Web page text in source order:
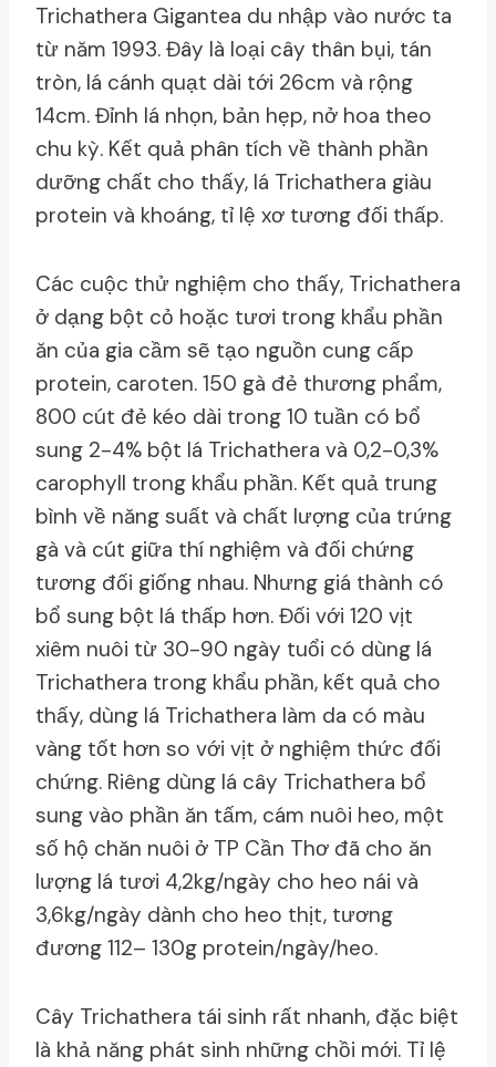
Trichathera Gigantea du nhập vào nước ta
từ năm 1993. Đây là loại cây thân bụi, tán
tròn, lá cánh quạt dài tới 26cm và rộng
14cm. Đỉnh lá nhọn, bản hẹp, nở hoa theo
chu kỳ. Kết quả phân tích về thành phần
dưỡng chất cho thấy, lá Trichathera giàu
protein và khoáng, tỉ lệ xơ tương đối thấp.
Các cuộc thử nghiệm cho thấy, Trichathera
ở dạng bột cỏ hoặc tươi trong khẩu phần
ăn của gia cầm sẽ tạo nguồn cung cấp
protein, caroten. 150 gà đẻ thương phẩm,
800 cút đẻ kéo dài trong 10 tuần có bổ
sung 2-4% bột lá Trichathera và 0,2-0,3%
carophyll trong khẩu phần. Kết quả trung
bình về năng suất và chất lượng của trứng
gà và cút giữa thí nghiệm và đối chứng
tương đối giống nhau. Nhưng giá thành có
bổ sung bột lá thấp hơn. Đối với 120 vịt
xiêm nuôi từ 30-90 ngày tuổi có dùng lá
Trichathera trong khẩu phần, kết quả cho
thấy, dùng lá Trichathera làm da có màu
vàng tốt hơn so với vịt ở nghiệm thức đối
chứng. Riêng dùng lá cây Trichathera bổ
sung vào phần ăn tấm, cám nuôi heo, một
số hộ chăn nuôi ở TP Cần Thơ đã cho ăn
lượng lá tươi 4,2kg/ngày cho heo nái và
3,6kg/ngày dành cho heo thịt, tương
đương 112– 130g protein/ngày/heo.
Cây Trichathera tái sinh rất nhanh, đặc biệt
là khả năng phát sinh những chồi mới. Tỉ lệ